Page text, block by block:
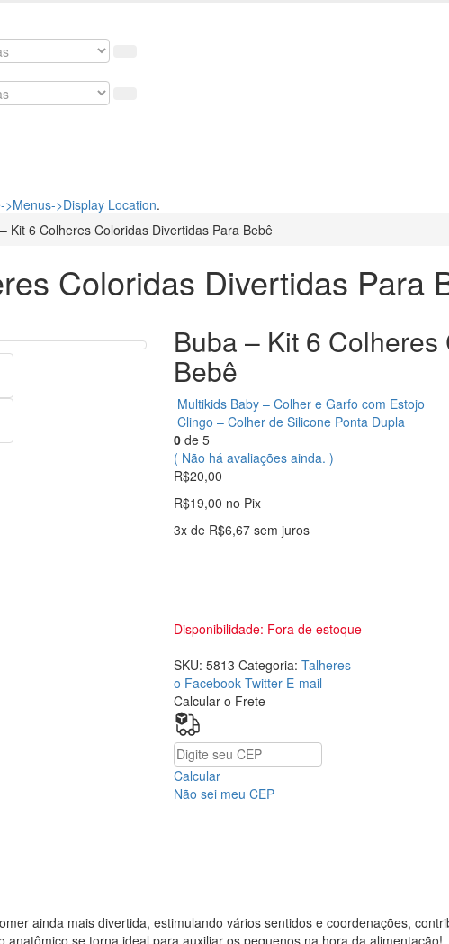
>Display Location.
Kit 6 Colheres Coloridas Divertidas Para Bebê
Coloridas Divertidas Para
Buba – Kit 6
Bebê
Multikids Baby – Colher e Garfo com Estojo
Clingo – Colher de Silicone Ponta Dupla
0de 5
( Não há avaliações ainda. )
R$20,00
R$19,00 no Pix
3x de R$6,67 sem juros
Disponibilidade: Fora de estoque
SKU: 5813 Categoria: Talheres
o Facebook Twitter E-mail
Calcular o Frete
Calcular
Não sei meu CEP
ainda mais divertida, estimulando vários sentidos e coordenações,
se torna ideal para auxiliar os pequenos na hora da alimentação!